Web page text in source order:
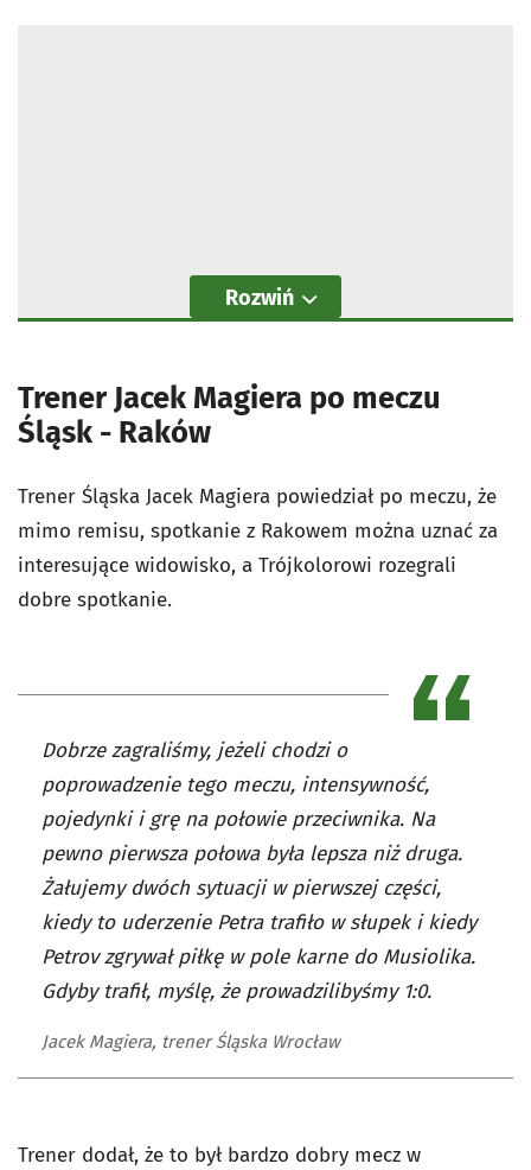
Rozwiń
Trener Jacek Magiera po meczu
Śląsk - Raków
Trener Śląska Jacek Magiera powiedział po meczu, że
mimo remisu, spotkanie z Rakowem można uznać za
interesujące widowisko, a Trójkolorowi rozegrali
dobre spotkanie.
Dobrze zagraliśmy, jeżeli chodzi o
poprowadzenie tego meczu, intensywność,
pojedynki i grę na połowie przeciwnika. Na
pewno pierwsza połowa była lepsza niż druga.
Żałujemy dwóch sytuacji w pierwszej części,
kiedy to uderzenie Petra trafiło w słupek i kiedy
Petrov zgrywał piłkę w pole karne do Musiolika.
Gdyby trafił, myślę, że prowadzilibyśmy 1:0.
Jacek Magiera, trener Śląska Wrocław
Trener dodał, że to był bardzo dobry mecz w